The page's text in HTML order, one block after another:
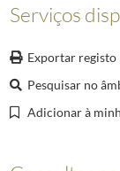
000081
000082
000083
Serviços
Exportar registo
Pesquisar no
Adicionar à